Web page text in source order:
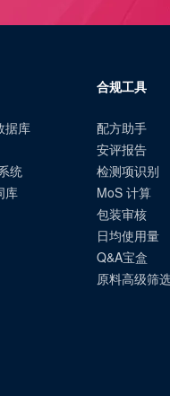
据库
统
库
合规工具
配方助手
安评报告
检测项识别
MoS 计算
包装审核
日均使用量
Q&A宝盒
原料高级筛